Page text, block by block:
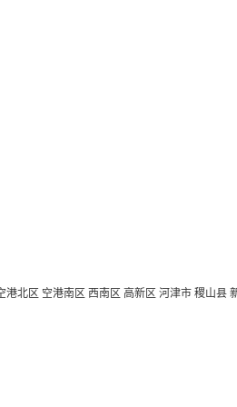
港北区 空港南区 西南区 高新区 河津市 稷山县